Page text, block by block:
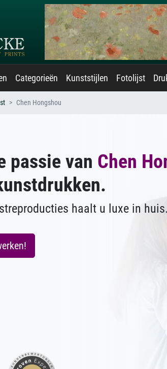
Categorieën Kunststijlen Fotolijst
Chen Hongshou
passie van Chen
haalt u luxe in huis.